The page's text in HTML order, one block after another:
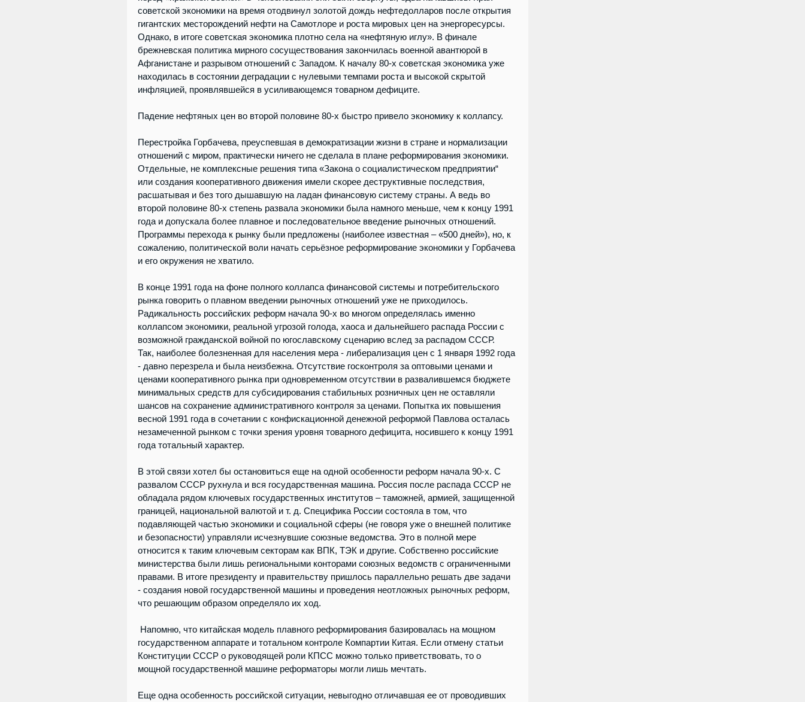
советской экономики на время отодвинул золотой дождь нефтедолларов после открытия
гигантских месторождений нефти на Самотлоре и роста мировых цен на энергоресурсы.
Однако, в итоге советская экономика плотно села на «нефтяную иглу». В финале
брежневская политика мирного сосуществования закончилась военной авантюрой в
Афганистане и разрывом отношений с Западом. К началу 80-х советская экономика уже
находилась в состоянии деградации с нулевыми темпами роста и высокой скрытой
инфляцией, проявлявшейся в усиливающемся товарном дефиците.
Падение нефтяных цен во второй половине 80-х быстро привело экономику к коллапсу.
Перестройка Горбачева, преуспевшая в демократизации жизни в стране и нормализации
отношений с миром, практически ничего не сделала в плане реформирования экономики.
Отдельные, не комплексные решения типа «Закона о социалистическом предприятии“
или создания кооперативного движения имели скорее деструктивные последствия,
расшатывая и без того дышавшую на ладан финансовую систему страны. А ведь во
второй половине 80-х степень развала экономики была намного меньше, чем к концу 1991
года и допускала более плавное и последовательное введение рыночных отношений.
Программы перехода к рынку были предложены (наиболее известная – «500 дней»), но, к
сожалению, политической воли начать серьёзное реформирование экономики у Горбачева
и его окружения не хватило.
В конце 1991 года на фоне полного коллапса финансовой системы и потребительского
рынка говорить о плавном введении рыночных отношений уже не приходилось.
Радикальность российских реформ начала 90-х во многом определялась именно
коллапсом экономики, реальной угрозой голода, хаоса и дальнейшего распада России с
возможной гражданской войной по югославскому сценарию вслед за распадом СССР.
Так, наиболее болезненная для населения мера - либерализация цен с 1 января 1992 года
- давно перезрела и была неизбежна. Отсутствие госконтроля за оптовыми ценами и
ценами кооперативного рынка при одновременном отсутствии в развалившемся бюджете
минимальных средств для субсидирования стабильных розничных цен не оставляли
шансов на сохранение административного контроля за ценами. Попытка их повышения
весной 1991 года в сочетании с конфискационной денежной реформой Павлова осталась
незамеченной рынком с точки зрения уровня товарного дефицита, носившего к концу 1991
года тотальный характер.
В этой связи хотел бы остановиться еще на одной особенности реформ начала 90-х. С
развалом СССР рухнула и вся государственная машина. Россия после распада СССР не
обладала рядом ключевых государственных институтов – таможней, армией, защищенной
границей, национальной валютой и т. д. Специфика России состояла в том, что
подавляющей частью экономики и социальной сферы (не говоря уже о внешней политике
и безопасности) управляли исчезнувшие союзные ведомства. Это в полной мере
относится к таким ключевым секторам как ВПК, ТЭК и другие. Собственно российские
министерства были лишь региональными конторами союзных ведомств с ограниченными
правами. В итоге президенту и правительству пришлось параллельно решать две задачи
- создания новой государственной машины и проведения неотложных рыночных реформ,
что решающим образом определяло их ход.
государственном аппарате и тотальном контроле Компартии Китая. Если отмену статьи
Конституции СССР о руководящей роли КПСС можно только приветствовать, то о
мощной государственной машине реформаторы могли лишь мечтать.
Еще одна особенность российской ситуации, невыгодно отличавшая ее от проводивших